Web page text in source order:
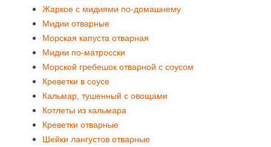
Жаркое с мидиями по-домашнему
Мидии отварные
Морская капуста отварная
Мидии по-матросски
Морской гребешок отварной с соусом
Креветки в соусе
Кальмар, тушенный с овощами
Котлеты из кальмара
Креветки отварные
Шейки лангустов отварные